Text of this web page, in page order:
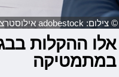
© צילום: adobestock אילוסטרציה
אלו ההקלות
במתמטיקה